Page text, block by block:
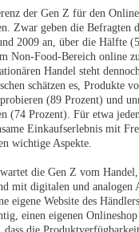
der Gen Z für den
Zwar geben die Befragten
2009 an, über die Hälfte
Non-Food-Bereich online
Handel steht
schätzen es, Produkte
(89 Prozent) und
(74 Prozent). Für etwa
Einkaufserlebnis mit
wichtige Aspekte.
die Gen Z vom
mit digitalen und analogen
eigene Website des
einen eigenen